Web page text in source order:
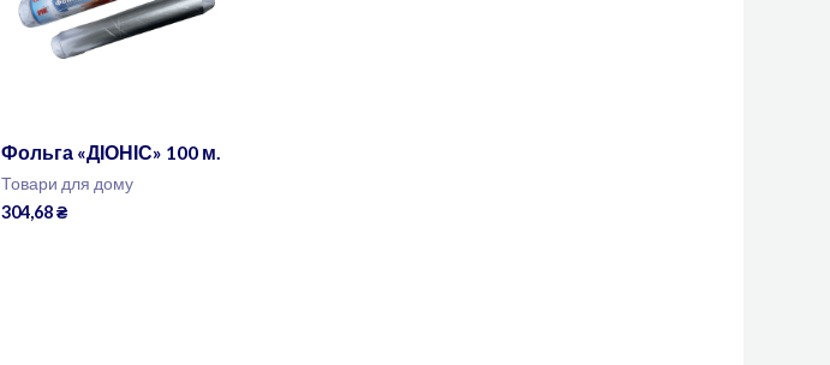
Фольга «ДІОНІС» 100 м.
Товари для дому
304,68₴